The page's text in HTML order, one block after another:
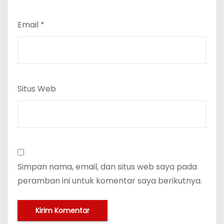
Email *
Situs Web
Simpan nama, email, dan situs web saya pada
peramban ini untuk komentar saya berikutnya.